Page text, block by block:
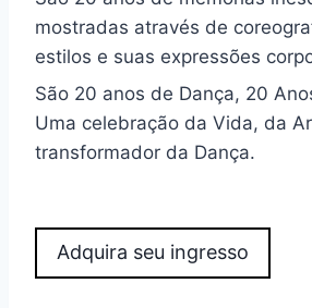
mostradas através de
estilos e suas expressões
São 20 anos de Dança, 20
Uma celebração da Vida, da
transformador da Dança.
Adquira seu ingresso